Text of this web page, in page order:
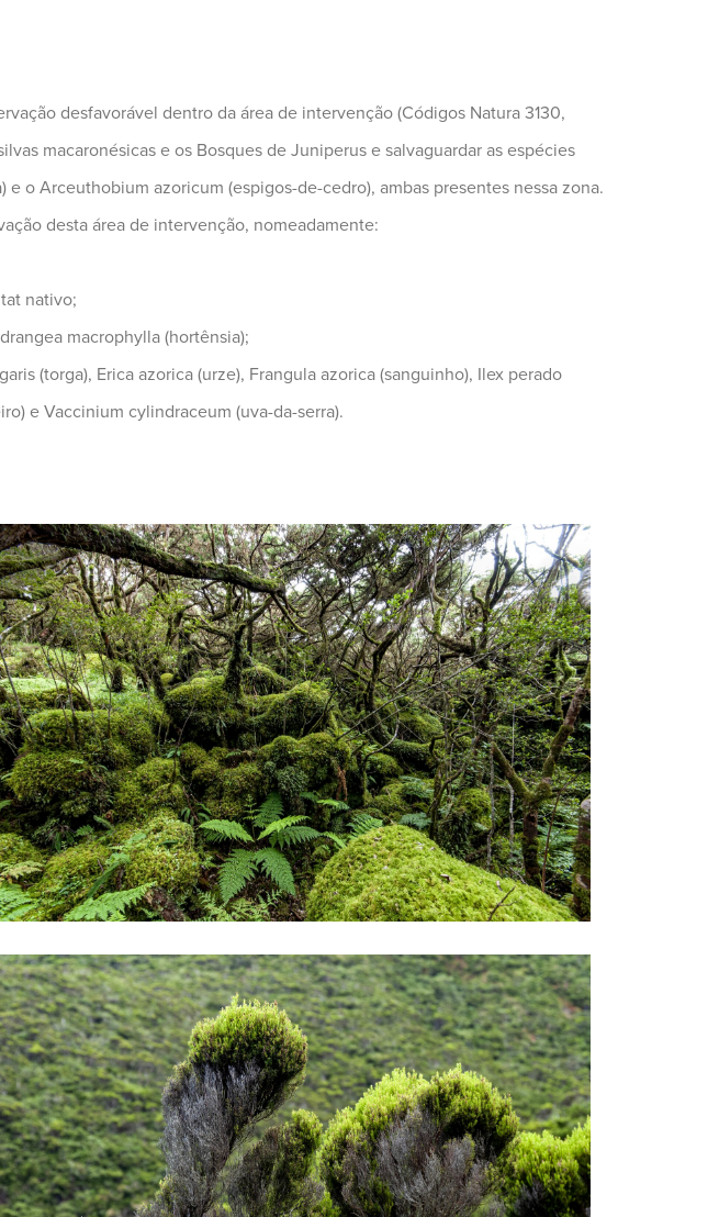
desfavorável dentro da área de intervenção (Códigos Natura 3130,
macaronésicas e os Bosques de Juniperus e salvaguardar as espécies
o Arceuthobium azoricum (espigos-de-cedro), ambas presentes nessa zona.
desta área de intervenção, nomeadamente:
nativo;
macrophylla (hortênsia);
(torga), Erica azorica (urze), Frangula azorica (sanguinho), Ilex perado
e Vaccinium cylindraceum (uva-da-serra).